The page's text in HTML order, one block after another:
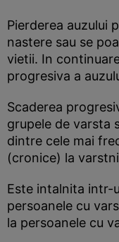
Pierderea auzului
nastere sau se
vietii. In
progresiva a
Scaderea
grupele de varsta
dintre cele mai
(cronice) la
Este intalnita intr-
persoanele cu
la persoanele cu